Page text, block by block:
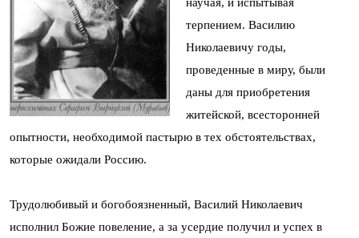
терпением. Василию
Николаевичу годы,
проведенные в миру, были
даны для приобретения
житейской, всесторонней
опытности, необходимой пастырю в тех обстоятельствах,
которые ожидали Россию.
Трудолюбивый и богобоязненный, Василий Николаевич
исполнил Божие повеление, а за усердие получил и успех в